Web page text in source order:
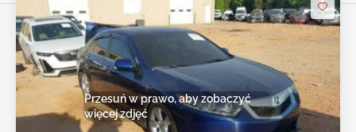
Przesuń w prawo, aby zobaczyć
więcej zdjęć